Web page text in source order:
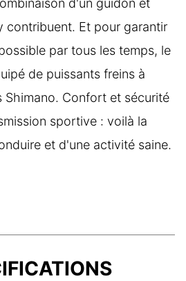
contribuent. Et pour garantir
par tous les temps, le
de puissants freins à
Shimano. Confort et sécurité
sportive : voilà la
et d'une activité saine.